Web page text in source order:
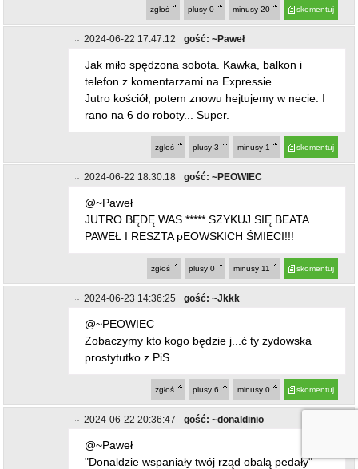
skomentuj
minusy 20
plusy 0
zgłoś
2024-06-22 17:47:12 gość: ~Paweł
Jak miło spędzona sobota. Kawka, balkon i
telefon z komentarzami na Expressie.
Jutro kościół, potem znowu hejtujemy w necie. I
rano na 6 do roboty... Super.
skomentuj
minusy 1
plusy 3
zgłoś
2024-06-22 18:30:18 gość: ~PEOWIEC
@~Paweł
JUTRO BĘDĘ WAS ***** SZYKUJ SIĘ BEATA
PAWEŁ I RESZTA pEOWSKICH ŚMIECI!!!
skomentuj
minusy 11
plusy 0
zgłoś
2024-06-23 14:36:25 gość: ~Jkkk
@~PEOWIEC
Zobaczymy kto kogo będzie j...ć ty żydowska
prostytutko z PiS
skomentuj
minusy 0
plusy 6
zgłoś
2024-06-22 20:36:47 gość: ~donaldinio
@~Paweł
"Donaldzie wspaniały twój rząd obalą pedały"